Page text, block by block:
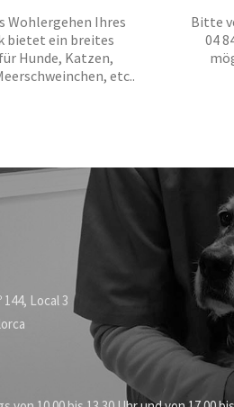
Wohlergehen Ihres
bietet ein breites
Hunde, Katzen,
etc..
Bitte
04
Local 3